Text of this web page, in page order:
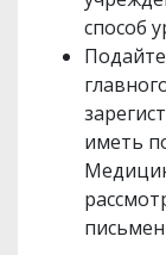
способ
иметь